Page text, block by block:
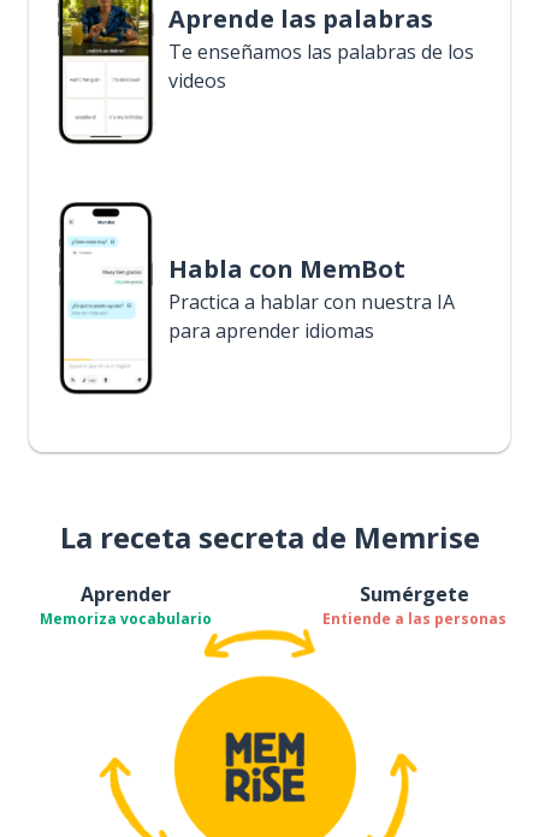
Aprende las palabras
Te enseñamos las palabras de los
videos
Habla con MemBot
Practica a hablar con nuestra IA
para aprender idiomas
La receta secreta de Memrise
Aprender
Memoriza vocabulario
Sumérgete
Entiende a las personas